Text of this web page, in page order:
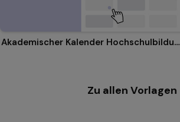
Akademischer Kalender Hochschulbildung
Zu allen Vorlagen